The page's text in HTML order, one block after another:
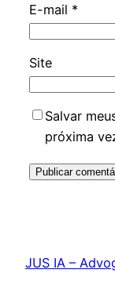
E-mail *
Site
Salvar
próxima
JUS IA –